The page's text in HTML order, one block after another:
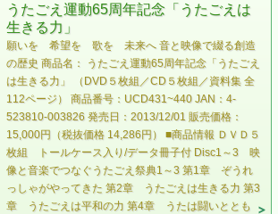
うたごえ運動65周年記念「うたごえは
生きる力」
願いを 希望を 歌を 未来へ 音と映像で綴る創造
の歴史 商品名： うたごえ運動65周年記念「うたごえ
は生きる力」 （DVD５枚組／CD５枚組／資料集 全
112ページ） 商品番号：UCD431~440 JAN：4-
523810-003826 発売日：2013/12/01 販売価格：
15,000円（税抜価格 14,286円） ■商品情報 ＤＶＤ５
枚組 トールケース入り/データ冊子付 Disc1～3 映
像と音楽でつなぐうたごえ祭典1～3 第1章 ぞうれ
っしゃがやってきた 第2章 うたごえは生きる力 第3
章 うたごえは平和の力 第4章 うたは闘いととも